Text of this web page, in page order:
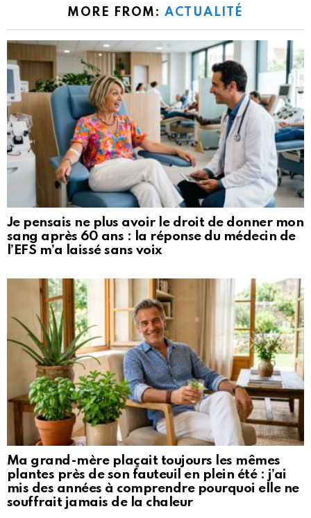
MORE FROM:ACTUALITÉ
Je pensais ne plus avoir le droit de donner mon
sang après 60 ans : la réponse du médecin de
l’EFS m’a laissé sans voix
Ma grand-mère plaçait toujours les mêmes
plantes près de son fauteuil en plein été : j’ai
mis des années à comprendre pourquoi elle ne
souffrait jamais de la chaleur